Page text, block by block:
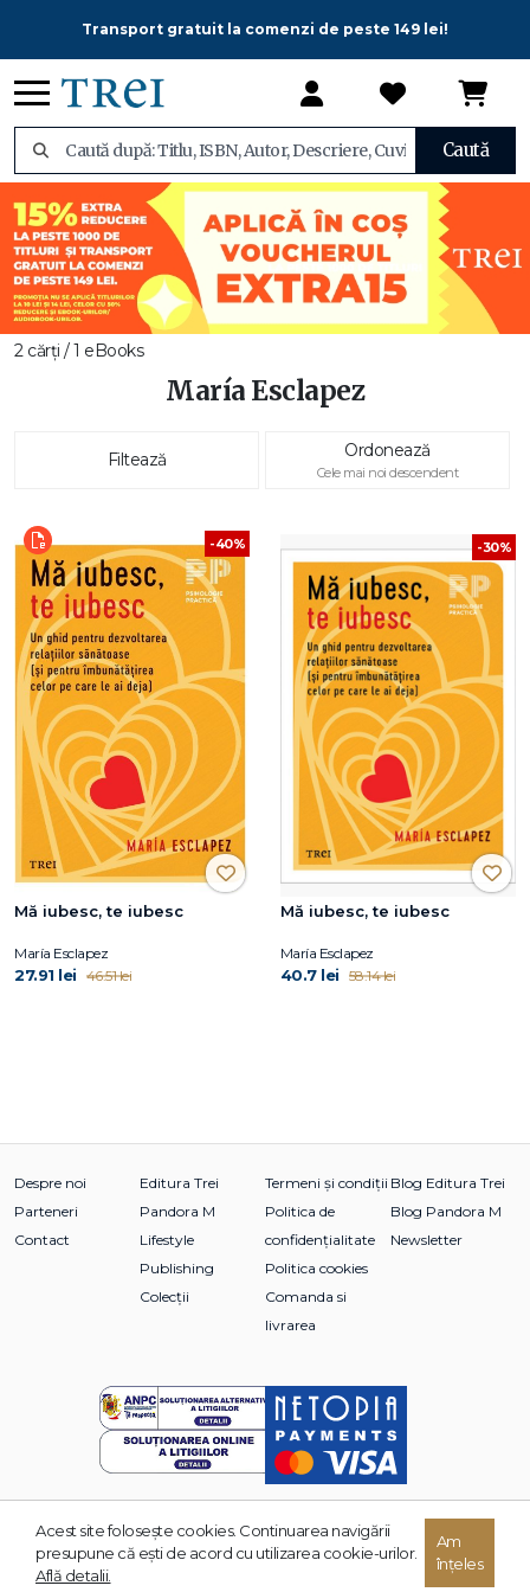
Transport gratuit la comenzi de peste 149 lei!
Caută
2 cărți / 1 eBooks
María Esclapez
Filtează Ordonează
Cele mai noi descendent
-40%
Mă iubesc, te iubesc
María Esclapez
27.91 lei 46.51 lei
-30%
Mă iubesc, te iubesc
María Esclapez
40.7 lei 58.14 lei
Despre noi
Parteneri
Contact
Editura Trei
Pandora M
Lifestyle
Publishing
Colecții
Termeni și condiții
Politica de
confidențialitate
Politica cookies
Comanda si
livrarea
Blog Editura Trei
Blog Pandora M
Newsletter
© 2026 Grupul Editorial TREI. Toate drepturile rezervate.
Acest site foloseşte cookies. Continuarea navigării
presupune că eşti de acord cu utilizarea cookie-urilor.
Află detalii.
Am
înțeles